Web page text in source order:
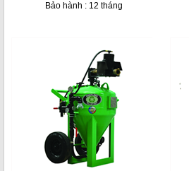
Bảo hành : 12 tháng